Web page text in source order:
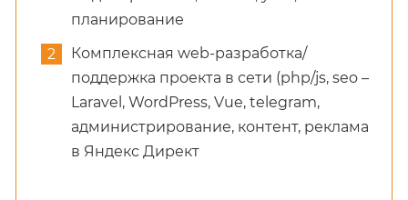
планирование
Комплексная web-разработка/
поддержка проекта в сети (php/js, seo –
Laravel, WordPress, Vue, telegram,
администрирование, контент, реклама
в Яндекс Директ